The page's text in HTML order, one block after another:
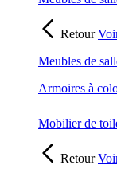
Retour
Meubles de
Armoires à
Mobilier de
Retour